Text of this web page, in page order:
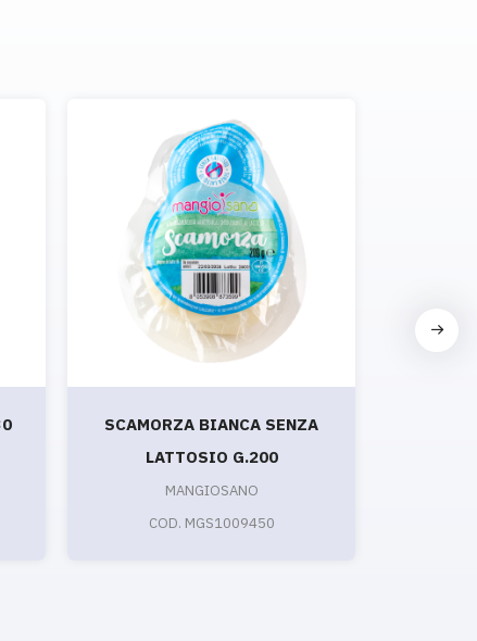
SCAMORZA BIANCA SENZA
LATTOSIO G.200
MANGIOSANO
COD. MGS1009450